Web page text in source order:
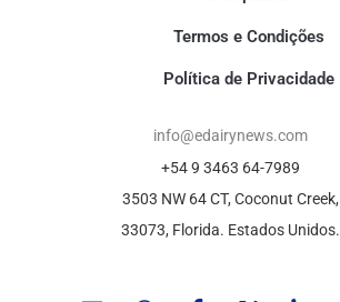
Termos e Condições
Política de Privacidade
info@edairynews.com
+54 9 3463 64-7989
3503 NW 64 CT, Coconut Creek,
33073, Florida. Estados Unidos.